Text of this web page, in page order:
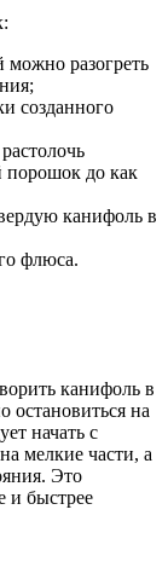
можно разогреть
созданного
порошок до как
канифоль в
флюса.
канифоль в
остановиться на
начать с
мелкие части, а
Это
и быстрее